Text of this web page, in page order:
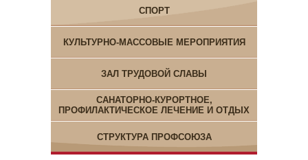
СПОРТ
КУЛЬТУРНО-МАССОВЫЕ МЕРОПРИЯТИЯ
ЗАЛ ТРУДОВОЙ СЛАВЫ
САНАТОРНО-КУРОРТНОЕ,
ПРОФИЛАКТИЧЕСКОЕ ЛЕЧЕНИЕ И ОТДЫХ
СТРУКТУРА ПРОФСОЮЗА